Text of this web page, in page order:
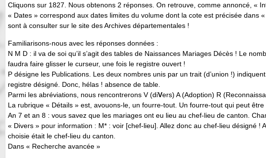
Cliquons sur 1827. Nous obtenons 2 réponses. On retrouve, comme annoncé, «
« Dates » correspond aux dates limites du volume dont la cote est précisée dans
sont à consulter sur le site des Archives départementales !
Familiarisons-nous avec les réponses données :
N M D : il va de soi qu’il s’agit des tables de Naissances Mariages Décès ! Le
faudra faire glisser le curseur, une fois le registre ouvert !
P désigne les Publications. Les deux nombres unis par un trait (d’union !)
registre désigné. Donc, hélas ! absence de table.
Parmi les abréviations, nous rencontrerons V (diVers) A (Adoption) R
La rubrique « Détails » est, avouons-le, un fourre-tout. Un fourre-tout qui peut être
An 7 et an 8 : vous savez que les mariages ont eu lieu au chef-lieu de canton.
« Divers » pour information : M* : voir [chef-lieu]. Allez donc au chef-lieu désigné
choisie était le chef-lieu du canton.
Dans « Recherche avancée »